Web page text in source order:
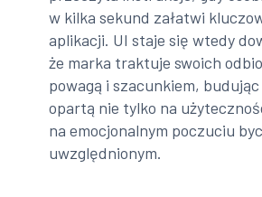
w kilka sekund załatwi
aplikacji. UI staje się wtedy
że marka traktuje swoich
powagą i szacunkiem,
opartą nie tylko na
na emocjonalnym poczuciu
uwzględnionym.